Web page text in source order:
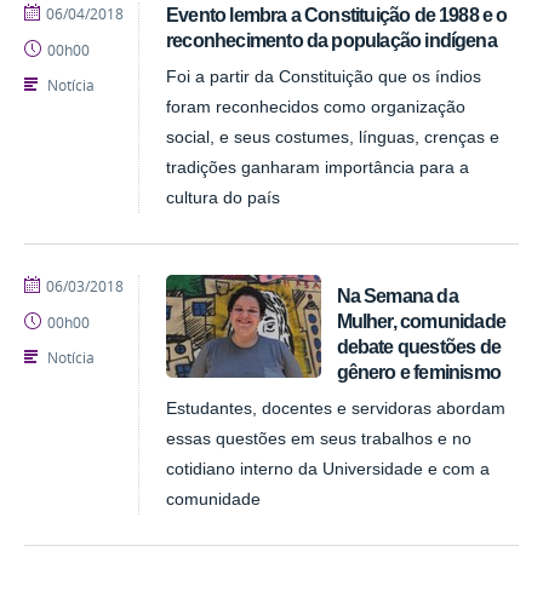
Evento lembra a Constituição de 1988 e o
reconhecimento da população indígena
Foi a partir da Constituição que os índios
foram reconhecidos como organização
social, e seus costumes, línguas, crenças e
tradições ganharam importância para a
cultura do país
publicado
06/04/2018
00h00
Notícia
Na Semana da
Mulher, comunidade
debate questões de
gênero e feminismo
Estudantes, docentes e servidoras abordam
essas questões em seus trabalhos e no
cotidiano interno da Universidade e com a
comunidade
publicado
06/03/2018
00h00
Notícia